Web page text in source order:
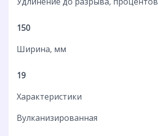
150
Ширина, мм
19
Характеристики
Вулканизированная